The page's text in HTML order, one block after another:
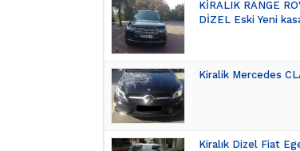
KİRALIK RANGE
DİZEL Eski Yeni
Kiralik Mercedes
Kiralık Dizel Fiat